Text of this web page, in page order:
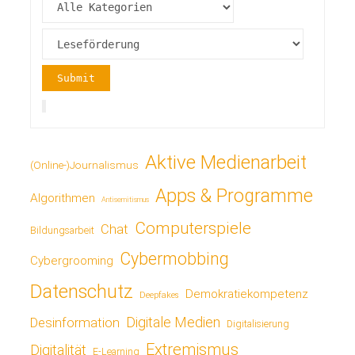
(Online-)Journalismus Aktive Medienarbeit
Algorithmen Antisemitismus Apps & Programme
Bildungsarbeit Chat Computerspiele
Cybergrooming Cybermobbing
Datenschutz Deepfakes Demokratiekompetenz
Desinformation Digitale Medien Digitalisierung
Digitalität E-Learning Extremismus